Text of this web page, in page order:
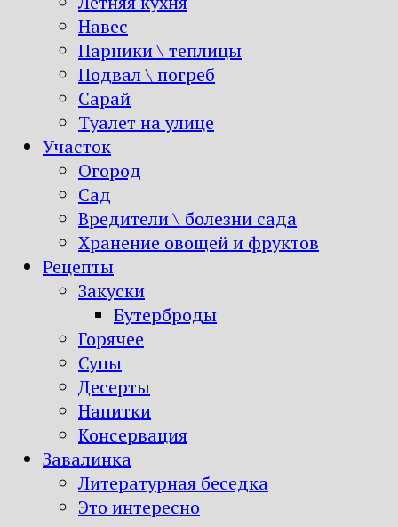
Навес
Парники \ теплицы
Подвал \ погреб
Сарай
Туалет на улице
Участок
Огород
Сад
Вредители \ болезни сада
Хранение овощей и фруктов
Рецепты
Закуски
Бутерброды
Горячее
Супы
Десерты
Напитки
Консервация
Завалинка
Литературная беседка
Это интересно